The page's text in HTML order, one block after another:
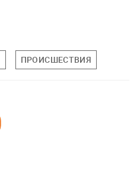
ПРОИСШЕСТВИЯ